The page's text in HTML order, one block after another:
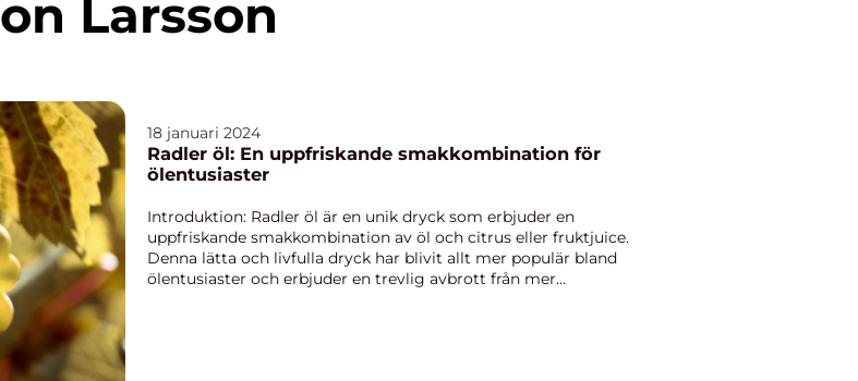
Jon Larsson
18 januari 2024
Radler öl: En uppfriskande smakkombination för
ölentusiaster
Introduktion: Radler öl är en unik dryck som erbjuder en
uppfriskande smakkombination av öl och citrus eller fruktjuice.
Denna lätta och livfulla dryck har blivit allt mer populär bland
ölentusiaster och erbjuder en trevlig avbrott från mer